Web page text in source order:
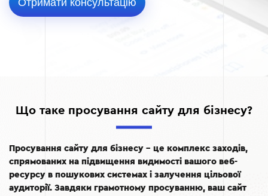
Що таке просування сайту для бізнесу?
Просування сайту для бізнесу – це комплекс заходів,
спрямованих на підвищення видимості вашого веб-
ресурсу в пошукових системах і залучення цільової
аудиторії. Завдяки грамотному просуванню, ваш сайт